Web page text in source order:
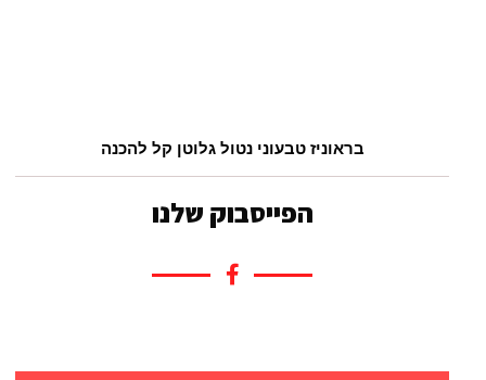
בראוניז טבעוני נטול גלוטן קל להכנה
הפייסבוק שלנו